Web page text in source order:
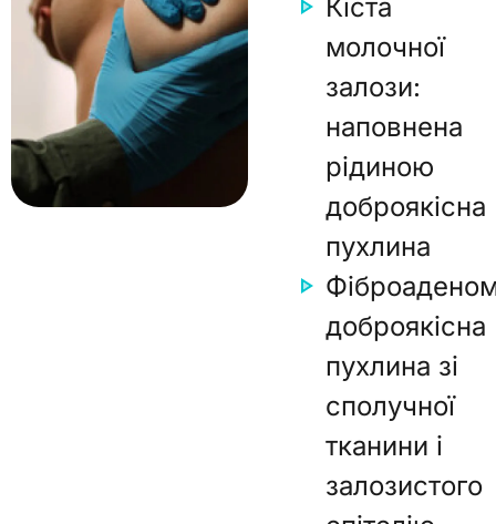
Кіста
молочної
залози:
наповнена
рідиною
доброякісна
пухлина
доброякісна
пухлина зі
сполучної
тканини і
залозистого